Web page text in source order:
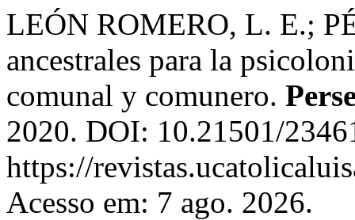
LEÓN ROMERO, L. E.;
ancestrales para la
comunal y comunero.
2020. DOI: 10.21501/
https://
Acesso em: 7 ago. 2026.